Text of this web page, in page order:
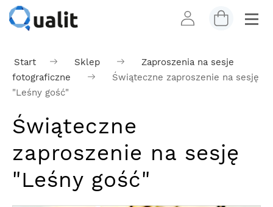
Start Sklep
Zaproszenia na sesje
fotograficzne
Świąteczne zaproszenie na sesję
"Leśny gość"
Świąteczne
zaproszenie na sesję
"Leśny gość"